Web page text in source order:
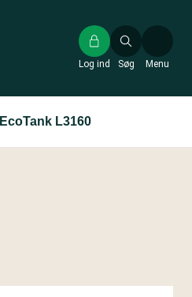
Søg
Log ind Menu
L3160